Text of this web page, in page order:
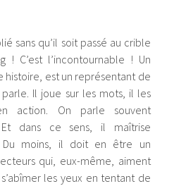
sans qu’il soit passé au crible
! C’est l’incontournable ! Un
histoire, est un représentant de
Il joue sur les mots, il les
action. On parle souvent
Et dans ce sens, il maîtrise
Du moins, il doit en être un
qui, eux-même, aiment
les yeux en tentant de